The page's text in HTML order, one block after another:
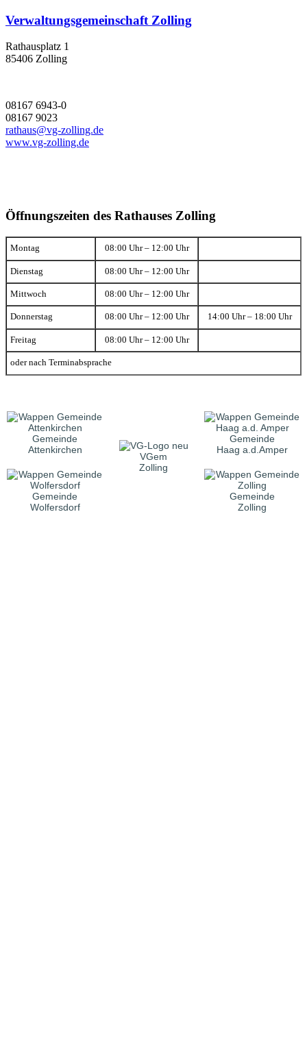
Verwaltungsgemeinschaft Zolling
Rathausplatz 1
85406 Zolling
08167 6943-0
08167 9023
rathaus@vg-zolling.de
www.vg-zolling.de
Öffnungszeiten des Rathauses Zolling
Montag 08:00 Uhr – 12:00 Uhr
Dienstag 08:00 Uhr – 12:00 Uhr
Mittwoch 08:00 Uhr – 12:00 Uhr
Donnerstag 08:00 Uhr – 12:00 Uhr 14:00 Uhr – 18:00 Uhr
Freitag 08:00 Uhr – 12:00 Uhr
oder nach Terminabsprache
Gemeinde
Attenkirchen
VGem
Zolling
Gemeinde
Haag a.d.Amper
Gemeinde
Wolfersdorf
Gemeinde
Zolling